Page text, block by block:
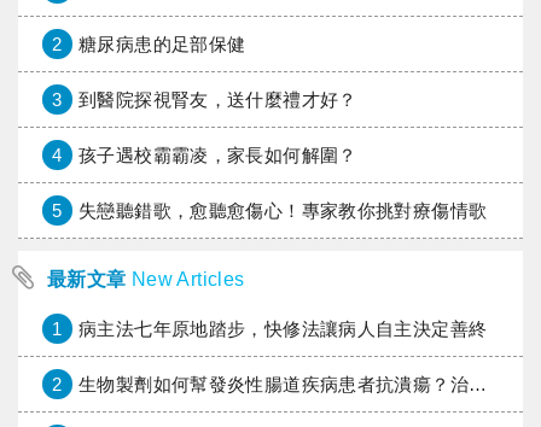
2 糖尿病患的足部保健
3 到醫院探視腎友，送什麼禮才好？
4 孩子遇校霸霸凌，家長如何解圍？
5 失戀聽錯歌，愈聽愈傷心！專家教你挑對療傷情歌
最新文章 New Articles
1 病主法七年原地踏步，快修法讓病人自主決定善終
2 生物製劑如何幫發炎性腸道疾病患者抗潰瘍？治療進展與健保給付困境一次看